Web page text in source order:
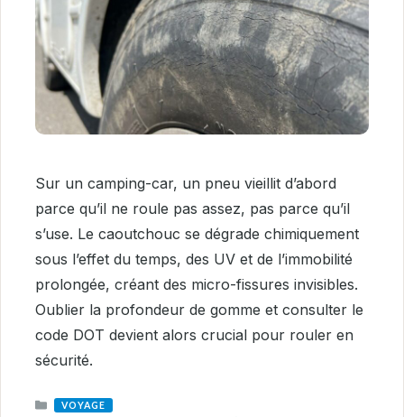
Sur un camping-car, un pneu vieillit d’abord
parce qu’il ne roule pas assez, pas parce qu’il
s’use. Le caoutchouc se dégrade chimiquement
sous l’effet du temps, des UV et de l’immobilité
prolongée, créant des micro-fissures invisibles.
Oublier la profondeur de gomme et consulter le
code DOT devient alors crucial pour rouler en
sécurité.
CATEGORIES
VOYAGE